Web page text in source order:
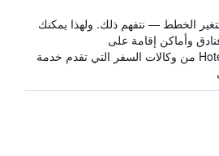
الخطط — نتفهم ذلك. ولهذا يمكنك
وأماكن إقامة على
HotelsCombined من وكالات السفر التي تقدم خدمة